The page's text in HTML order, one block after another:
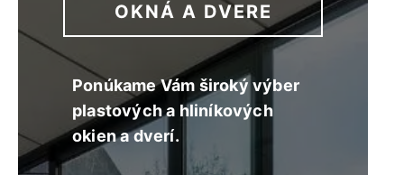
OKNÁ A DVERE
Ponúkame Vám široký výber
plastových a hliníkových
okien a dverí.